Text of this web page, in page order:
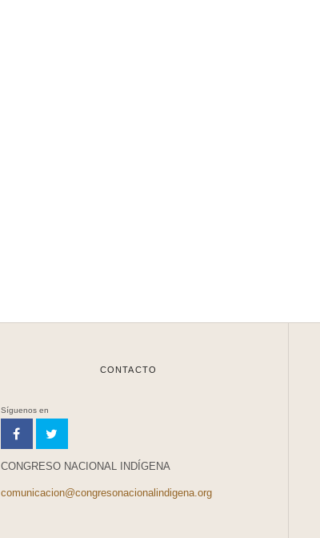
CONTACTO
Síguenos en
CONGRESO NACIONAL INDÍGENA
comunicacion@congresonacionalindigena.org